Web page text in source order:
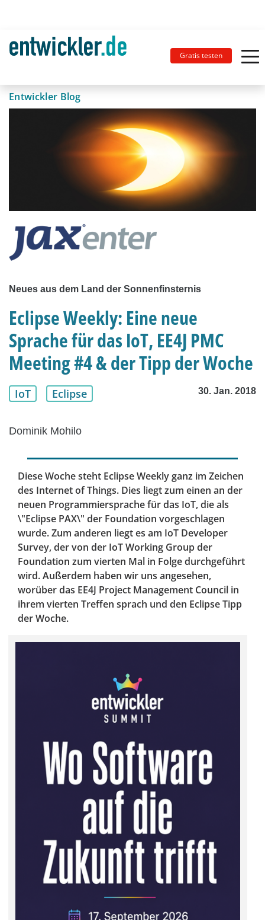
Gratis testen
Entwickler Blog
Neues aus dem Land der Sonnenfinsternis
Eclipse Weekly: Eine neue
Sprache für das IoT, EE4J PMC
Meeting #4 & der Tipp der Woche
IoT Eclipse 30. Jan. 2018
Dominik Mohilo
Diese Woche steht Eclipse Weekly ganz im Zeichen
des Internet of Things. Dies liegt zum einen an der
neuen Programmiersprache für das IoT, die als
\"Eclipse PAX\" der Foundation vorgeschlagen
wurde. Zum anderen liegt es am IoT Developer
Survey, der von der IoT Working Group der
Foundation zum vierten Mal in Folge durchgeführt
wird. Außerdem haben wir uns angesehen,
worüber das EE4J Project Management Council in
ihrem vierten Treffen sprach und den Eclipse Tipp
der Woche.